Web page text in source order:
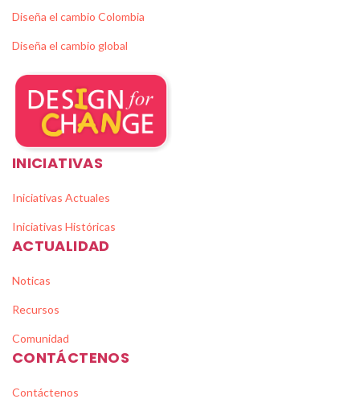
Diseña el cambio Colombia
Diseña el cambio global
INICIATIVAS
Iniciativas Actuales
Iniciativas Históricas
ACTUALIDAD
Noticas
Recursos
Comunidad
CONTÁCTENOS
Contáctenos